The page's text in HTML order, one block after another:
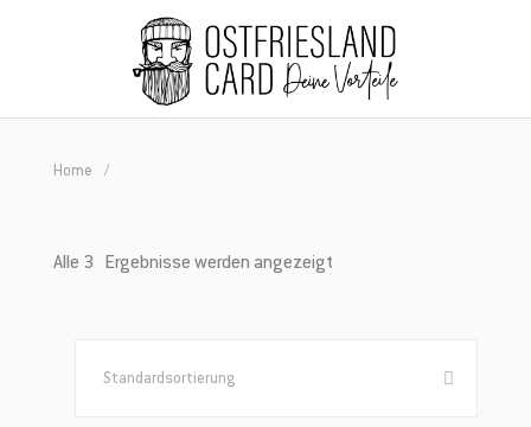
Home
Alle 3 Ergebnisse werden angezeigt
Standardsortierung